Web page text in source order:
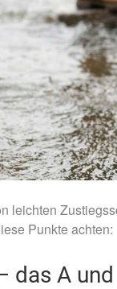
leichten
Punkte achten:
das A und